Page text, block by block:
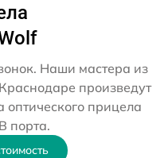
Наши мастера из
произведут
оптического прицела
порта.